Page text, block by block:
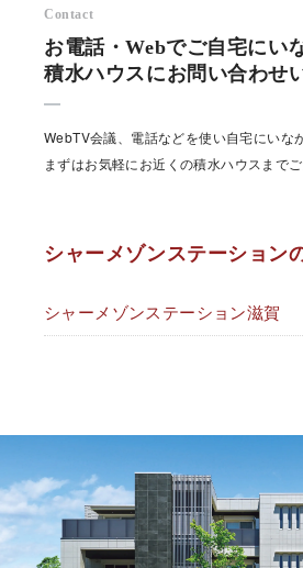
Contact
お電話・Webでご自宅にい
積水ハウスにお問い合わせ
WebTV会議、電話などを使い自宅にいな
まずはお気軽にお近くの積水ハウスまでご
シャーメゾンステーション
シャーメゾンステーション滋賀